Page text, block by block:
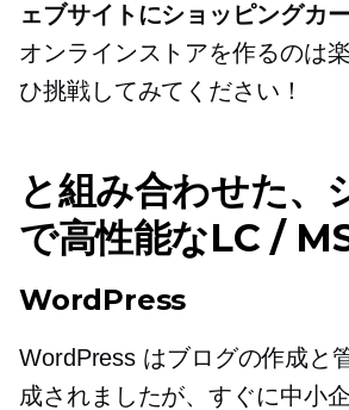
ェブサイトにショッピングカ
オンラインストアを作るのは
ひ挑戦してみてください！
と組み合わせた、
で高性能なLC /
WordPress
WordPress はブログの作成と
成されましたが、すぐに中小